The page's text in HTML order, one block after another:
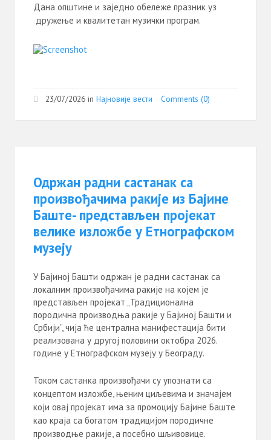
Дана општине и заједно обележе празник уз
дружење и квалитетан музички програм.
23/07/2026 in Најновије вести Comments (0)
Одржан радни састанак са
произвођачима ракије из Бајине
Баште- представљен пројекат
велике изложбе у Етнографском
музеју
У Бајиној Башти одржан је радни састанак са
локалним произвођачима ракије на којем је
представљен пројекат „Традиционална
породична производња ракије у Бајиној Башти и
Србији”, чија ће централна манифестација бити
реализована у другој половини октобра 2026.
године у Етнографском музеју у Београду.
Током састанка произвођачи су упознати са
концептом изложбе, њеним циљевима и значајем
који овај пројекат има за промоцију Бајине Баште
као краја са богатом традицијом породичне
производње ракије, а посебно шљивовице.